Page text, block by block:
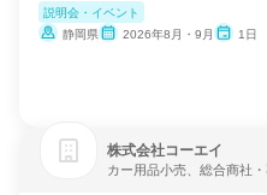
説明会・イベント
静岡県
2026年8月・9月 1日
株式会社コーエイ
カー用品小売、総合商社